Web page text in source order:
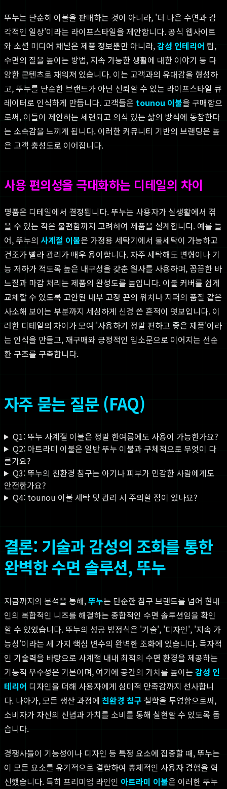
뚜누는 단순히 이불을 판매하는 것이 아니라, '더 나은 수면과 감
각적인 일상'이라는 라이프스타일을 제안합니다. 공식 웹사이트
와 소셜 미디어 채널은 제품 정보뿐만 아니라,감성 인테리어 팁,
수면의 질을 높이는 방법, 지속 가능한 생활에 대한 이야기 등 다
양한 콘텐츠로 채워져 있습니다. 이는 고객과의 유대감을 형성하
고, 뚜누를 단순한 브랜드가 아닌 신뢰할 수 있는 라이프스타일 큐
레이터로 인식하게 만듭니다. 고객들은 tounou 이불을 구매함으
로써, 이들이 제안하는 세련되고 의식 있는 삶의 방식에 동참한다
는 소속감을 느끼게 됩니다. 이러한 커뮤니티 기반의 브랜딩은 높
은 고객 충성도로 이어집니다.
사용 편의성을 극대화하는 디테일의 차이
명품은 디테일에서 결정됩니다. 뚜누는 사용자가 실생활에서 겪
을 수 있는 작은 불편함까지 고려하여 제품을 설계합니다. 예를 들
어, 뚜누의 사계절 이불은 가정용 세탁기에서 물세탁이 가능하고
건조가 빨라 관리가 매우 용이합니다. 자주 세탁해도 변형이나 기
능 저하가 적도록 높은 내구성을 갖춘 원사를 사용하며, 꼼꼼한 바
느질과 마감 처리는 제품의 완성도를 높입니다. 이불 커버를 쉽게
교체할 수 있도록 고안된 내부 고정 끈의 위치나 지퍼의 품질 같은
사소해 보이는 부분까지 세심하게 신경 쓴 흔적이 엿보입니다. 이
러한 디테일의 차이가 모여 '사용하기 정말 편하고 좋은 제품'이라
는 인식을 만들고, 재구매와 긍정적인 입소문으로 이어지는 선순
환 구조를 구축합니다.
자주 묻는 질문 (FAQ)
Q1: 뚜누 사계절 이불은 정말 한여름에도 사용이 가능한가요?
Q2: 아트라미 이불은 일반 뚜누 이불과 구체적으로 무엇이 다
른가요?
Q3: 뚜누의 친환경 침구는 아기나 피부가 민감한 사람에게도
안전한가요?
Q4: tounou 이불 세탁 및 관리 시 주의할 점이 있나요?
결론: 기술과 감성의 조화를 통한
완벽한 수면 솔루션, 뚜누
지금까지의 분석을 통해,뚜누는 단순한 침구 브랜드를 넘어 현대
인의 복합적인 니즈를 해결하는 종합적인 수면 솔루션임을 확인
할 수 있었습니다. 뚜누의 성공 방정식은 '기술', '디자인', '지속 가
능성'이라는 세 가지 핵심 변수의 완벽한 조화에 있습니다. 독자적
인 기술력을 바탕으로 사계절 내내 최적의 수면 환경을 제공하는
기능적 우수성은 기본이며, 여기에 공간의 가치를 높이는 감성 인
테리어 디자인을 더해 사용자에게 심미적 만족감까지 선사합니
다. 나아가, 모든 생산 과정에 친환경 침구 철학을 투영함으로써,
소비자가 자신의 신념과 가치를 소비를 통해 실현할 수 있도록 돕
습니다.
경쟁사들이 기능성이나 디자인 등 특정 요소에 집중할 때, 뚜누는
이 모든 요소를 유기적으로 결합하여 총체적인 사용자 경험을 혁
신했습니다. 특히 프리미엄 라인인 아트라미 이불은 이러한 뚜누